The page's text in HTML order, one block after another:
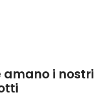
amano i nostri